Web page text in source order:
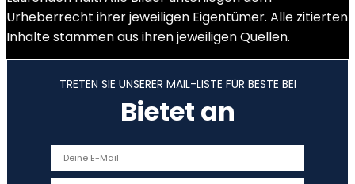
Urheberrecht ihrer jeweiligen Eigentümer. Alle zitierten
Inhalte stammen aus ihren jeweiligen Quellen.
TRETEN SIE UNSERER MAIL-LISTE FÜR BESTE BEI
Bietet an